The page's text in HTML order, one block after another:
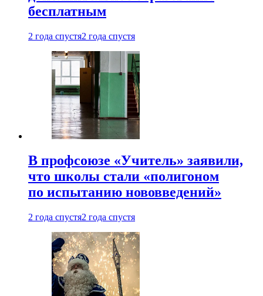
бесплатным
2 года спустя2 года спустя
В профсоюзе «Учитель» заявили,
что школы стали «полигоном
по испытанию нововведений»
2 года спустя2 года спустя